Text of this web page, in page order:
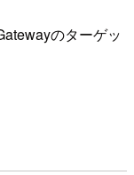
のターゲッ